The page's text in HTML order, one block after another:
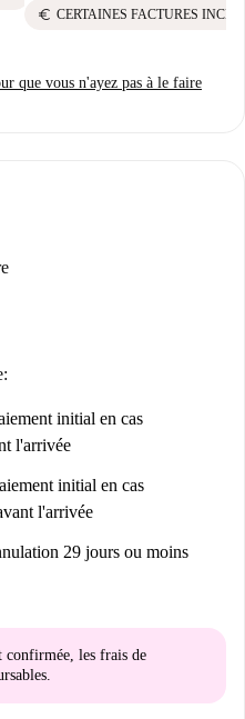
euro CERTAINES FACTURES
que vous n'ayez pas à le faire
initial en cas
l'arrivée
initial en cas
l'arrivée
29 jours ou moins
confirmée, les frais de